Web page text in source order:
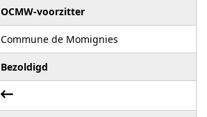
OCMW-voorzitter
Commune de Momignies
Bezoldigd